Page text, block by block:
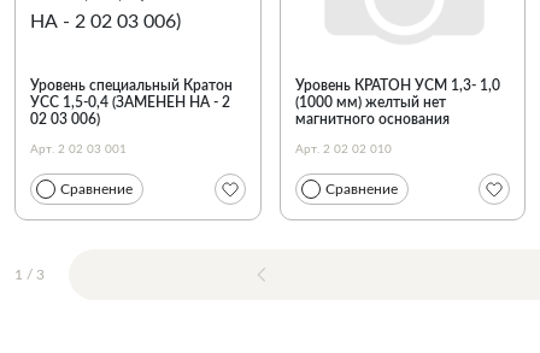
Уровень специальный Кратон
УСС 1,5-0,4 (ЗАМЕНЕН НА - 2
02 03 006)
Арт. 2 02 03 001
Сравнение
Уровень КРАТОН УСМ 1,3- 1,0
(1000 мм) желтый нет
магнитного основания
Арт. 2 02 02 010
Сравнение
1 / 3